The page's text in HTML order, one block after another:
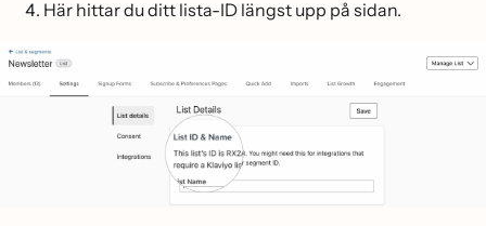
Här hittar du ditt lista-ID längst upp på sidan.